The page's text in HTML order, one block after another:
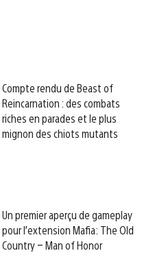
Compte rendu de Beast of
Reincarnation : des combats
riches en parades et le plus
mignon des chiots mutants
Un premier aperçu de gameplay
pour l’extension Mafia: The Old
Country – Man of Honor